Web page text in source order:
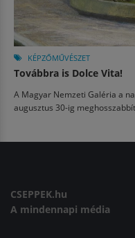
KÉPZŐMŰVÉSZET
Továbbra is Dolce Vita!
A Magyar Nemzeti Galéria a
augusztus 30-ig
CSEPPEK.hu
A mindennapi média